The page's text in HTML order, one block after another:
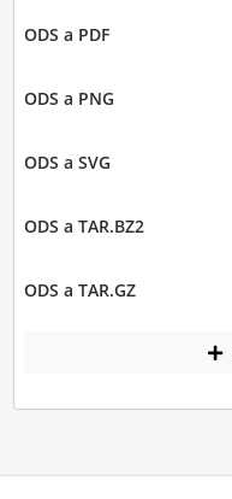
ODS a PDF
ODS a PNG
ODS a SVG
ODS a TAR.BZ2
ODS a TAR.GZ